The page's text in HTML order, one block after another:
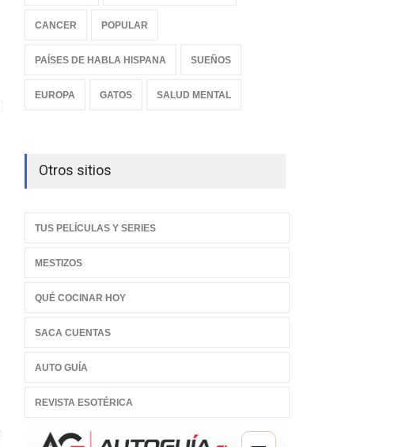
CANCER POPULAR
PAÍSES DE HABLA HISPANA SUEÑOS
EUROPA GATOS SALUD MENTAL
Otros sitios
TUS PELÍCULAS Y SERIES
MESTIZOS
QUÉ COCINAR HOY
SACA CUENTAS
AUTO GUÍA
REVISTA ESOTÉRICA